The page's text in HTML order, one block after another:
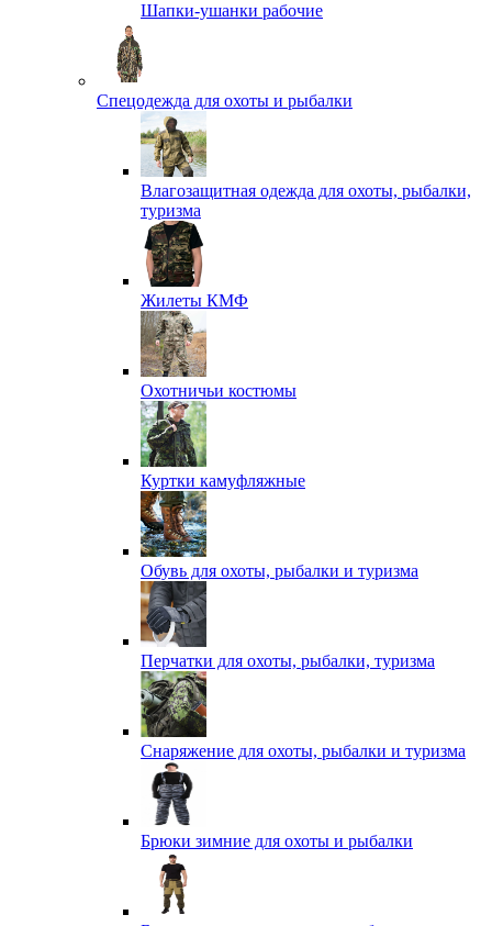
Шапки-ушанки рабочие
Спецодежда для охоты и рыбалки
Влагозащитная одежда для охоты, рыбалки,
туризма
Жилеты КМФ
Охотничьи костюмы
Куртки камуфляжные
Обувь для охоты, рыбалки и туризма
Перчатки для охоты, рыбалки, туризма
Снаряжение для охоты, рыбалки и туризма
Брюки зимние для охоты и рыбалки